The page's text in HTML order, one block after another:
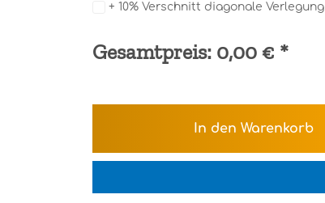
+ 10% Verschnitt diagonale Verlegung
Gesamtpreis: 0,00 € *
In den Warenkorb